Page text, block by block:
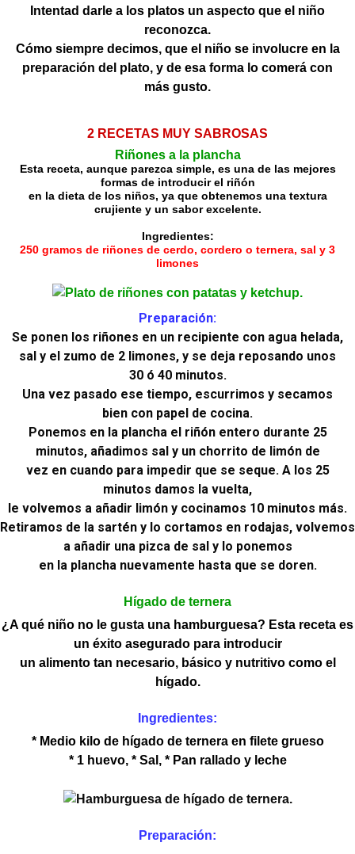
Intentad darle a los platos un aspecto que el niño
reconozca.
Cómo siempre decimos, que el niño se involucre en la
preparación del plato, y de esa forma lo comerá con
más gusto.
2 RECETAS MUY SABROSAS
Riñones a la plancha
Esta receta, aunque parezca simple, es una de las mejores
formas de introducir el riñón
en la dieta de los niños, ya que obtenemos una textura
crujiente y un sabor excelente.
Ingredientes:
250 gramos de riñones de cerdo, cordero o ternera, sal y 3
limones
Preparación:
Se ponen los riñones en un recipiente con agua helada,
sal y el zumo de 2 limones, y se deja reposando unos
30 ó 40 minutos.
Una vez pasado ese tiempo, escurrimos y secamos
bien con papel de cocina.
Ponemos en la plancha el riñón entero durante 25
minutos, añadimos sal y un chorrito de limón de
vez en cuando para impedir que se seque. A los 25
minutos damos la vuelta,
le volvemos a añadir limón y cocinamos 10 minutos más.
Retiramos de la sartén y lo cortamos en rodajas, volvemos
a añadir una pizca de sal y lo ponemos
en la plancha nuevamente hasta que se doren.
Hígado de ternera
¿A qué niño no le gusta una hamburguesa? Esta receta es
un éxito asegurado para introducir
un alimento tan necesario, básico y nutritivo como el
hígado.
Ingredientes:
* Medio kilo de hígado de ternera en filete grueso
* 1 huevo, * Sal, * Pan rallado y leche
Preparación: